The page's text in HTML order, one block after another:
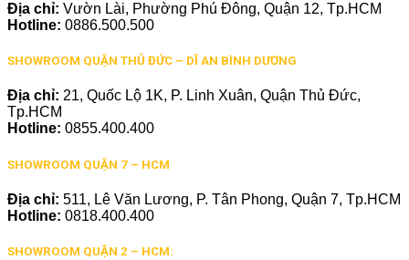
Địa chỉ: Vườn Lài, Phường Phú Đông, Quận 12, Tp.HCM
Hotline: 0886.500.500
SHOWROOM QUẬN THỦ ĐỨC – DĨ AN BÌNH DƯƠNG
Địa chỉ: 21, Quốc Lộ 1K, P. Linh Xuân, Quận Thủ Đức,
Tp.HCM
Hotline: 0855.400.400
SHOWROOM QUẬN 7 – HCM
Địa chỉ: 511, Lê Văn Lương, P. Tân Phong, Quận 7, Tp.HCM
Hotline: 0818.400.400
SHOWROOM QUẬN 2 – HCM: